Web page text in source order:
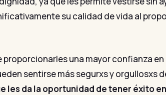
su calidad de vida al
una mayor confianza
sentirse más segurxs y orgullosxs
les da la oportunidad de tener éxito